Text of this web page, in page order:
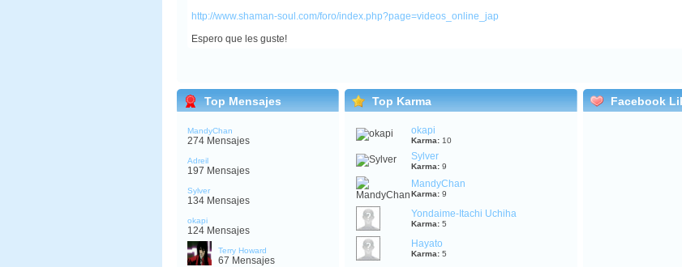
http://www.shaman-soul.com/foro/index.php?page=videos_online_jap
Espero que les guste!
Top Mensajes
MandyChan
274 Mensajes
Adreil
197 Mensajes
Sylver
134 Mensajes
okapi
124 Mensajes
Terry Howard
67 Mensajes
Top Karma
okapi
Karma: 10
Sylver
Karma: 9
MandyChan
Karma: 9
Yondaime-Itachi Uchiha
Karma: 5
Hayato
Karma: 5
Facebook